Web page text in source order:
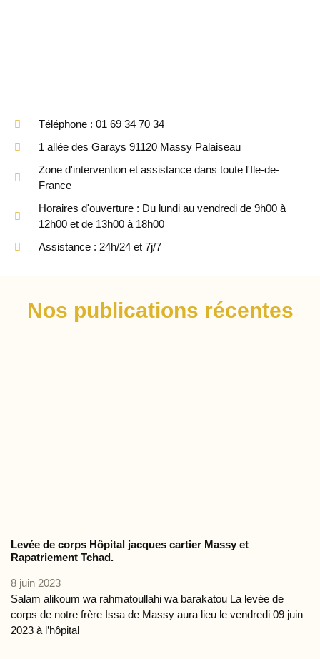
Téléphone : 01 69 34 70 34
1 allée des Garays 91120 Massy Palaiseau
Zone d'intervention et assistance dans toute l'Ile-de-
France
Horaires d'ouverture : Du lundi au vendredi de 9h00 à
12h00 et de 13h00 à 18h00
Assistance : 24h/24 et 7j/7
Nos publications récentes
Levée de corps Hôpital jacques cartier Massy et
Rapatriement Tchad.
8 juin 2023
Salam alikoum wa rahmatoullahi wa barakatou La levée de
corps de notre frère Issa de Massy aura lieu le vendredi 09 juin
2023 à l’hôpital